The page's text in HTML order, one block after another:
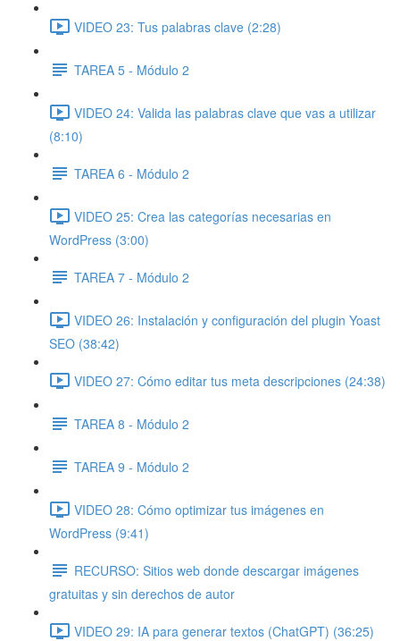
VIDEO 23: Tus palabras clave (2:28)
TAREA 5 - Módulo 2
VIDEO 24: Valida las palabras clave que vas a utilizar
(8:10)
TAREA 6 - Módulo 2
VIDEO 25: Crea las categorías necesarias en
WordPress (3:00)
TAREA 7 - Módulo 2
VIDEO 26: Instalación y configuración del plugin Yoast
SEO (38:42)
VIDEO 27: Cómo editar tus meta descripciones (24:38)
TAREA 8 - Módulo 2
TAREA 9 - Módulo 2
VIDEO 28: Cómo optimizar tus imágenes en
WordPress (9:41)
RECURSO: Sitios web donde descargar imágenes
gratuitas y sin derechos de autor
VIDEO 29: IA para generar textos (ChatGPT) (36:25)